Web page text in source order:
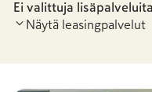
Ei valittuja lisäpalveluita
Näytä leasingpalvelut